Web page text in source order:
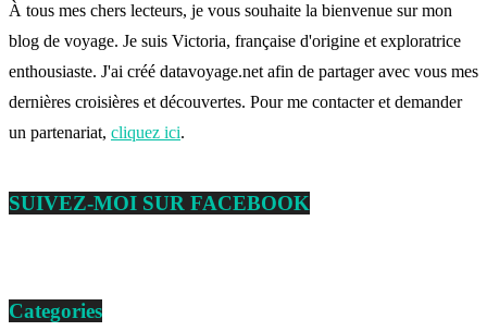
À tous mes chers lecteurs, je vous souhaite la bienvenue sur mon
blog de voyage. Je suis Victoria, française d'origine et exploratrice
enthousiaste. J'ai créé datavoyage.net afin de partager avec vous mes
dernières croisières et découvertes. Pour me contacter et demander
un partenariat, cliquez ici.
SUIVEZ-MOI SUR FACEBOOK
Categories